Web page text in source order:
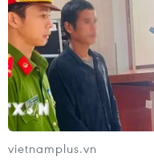
vietnamplus.vn